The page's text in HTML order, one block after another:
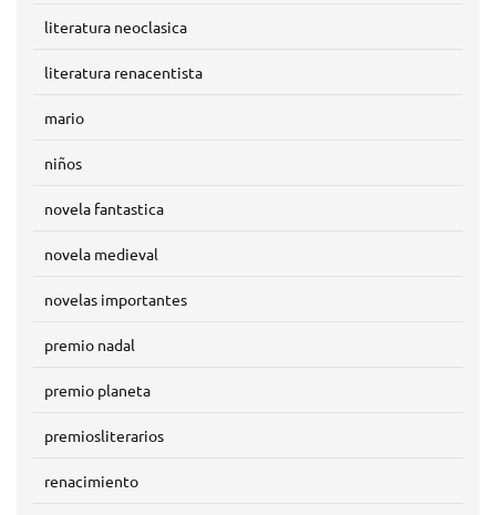
literatura neoclasica
literatura renacentista
mario
niños
novela fantastica
novela medieval
novelas importantes
premio nadal
premio planeta
premiosliterarios
renacimiento